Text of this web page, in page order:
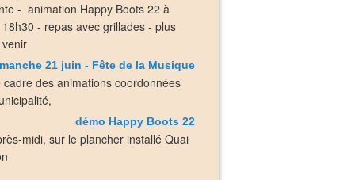
- animation Happy Boots 22 à
- repas avec grillades - plus
21 juin - Fête de la Musique
cadre des animations coordonnées
démo Happy Boots 22
midi, sur le plancher installé Quai